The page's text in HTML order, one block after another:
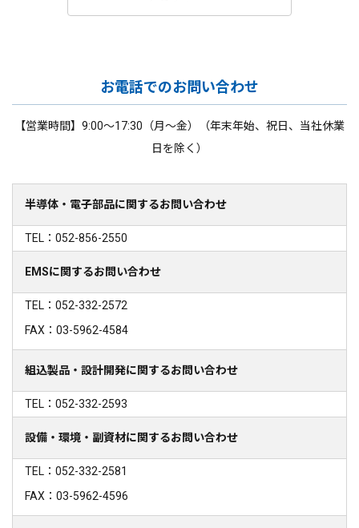
お電話でのお問い合わせ
【営業時間】9:00～17:30（月～金）（年末年始、祝日、当社休業
日を除く）
半導体・電子部品に関するお問い合わせ
TEL：052-856-2550
EMSに関するお問い合わせ
TEL：052-332-2572
FAX：03-5962-4584
組込製品・設計開発に関するお問い合わせ
TEL：052-332-2593
設備・環境・副資材に関するお問い合わせ
TEL：052-332-2581
FAX：03-5962-4596